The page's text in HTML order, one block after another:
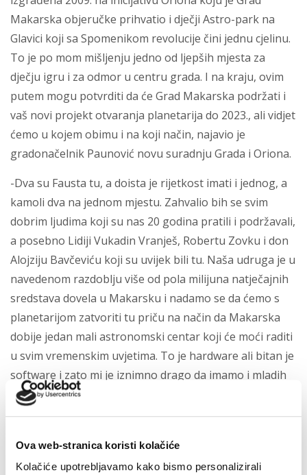
Ova web-stranica koristi kolačiće
Kolačiće upotrebljavamo kako bismo personalizirali
Makarska objeručke prihvatio i dječji Astro-park na
Glavici koji sa Spomenikom revolucije čini jednu cjelinu.
To je po mom mišljenju jedno od ljepših mjesta za
dječju igru i za odmor u centru grada. I na kraju, ovim
putem mogu potvrditi da će Grad Makarska podržati i
vaš novi projekt otvaranja planetarija do 2023., ali vidjet
ćemo u kojem obimu i na koji način, najavio je
gradonačelnik Paunović novu suradnju Grada i Oriona.
-Dva su Fausta tu, a doista je rijetkost imati i jednog, a
kamoli dva na jednom mjestu. Zahvalio bih se svim
dobrim ljudima koji su nas 20 godina pratili i podržavali,
a posebno Lidiji Vukadin Vranješ, Robertu Zovku i don
Alojziju Bavčeviću koji su uvijek bili tu. Naša udruga je u
navedenom razdoblju više od pola milijuna natječajnih
sredstava dovela u Makarsku i nadamo se da ćemo s
planetarijom zatvoriti tu priču na način da Makarska
dobije jedan mali astronomski centar koji će moći raditi
u svim vremenskim uvjetima. To je hardware ali bitan je
software i zato mi je iznimno drago da imamo i mladih
snaga, budućih doktora znanosti a jedan od njih je naš
član Ante Ravlić, koji studira atomsku fiziku i kojeg
jest da mlade privučemo tehnici, znanosti a oni su ti
koji će u budućnosti stvarati nove vrijednosti od kojih